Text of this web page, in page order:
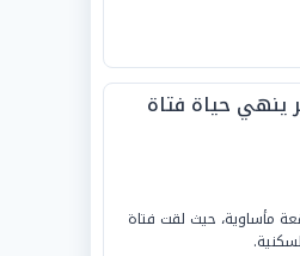
ينهي حياة فتاة
مأساوية، حيث لقت فتاة